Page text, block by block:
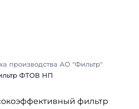
производства АО "Фильтр"
ФТОВ НП